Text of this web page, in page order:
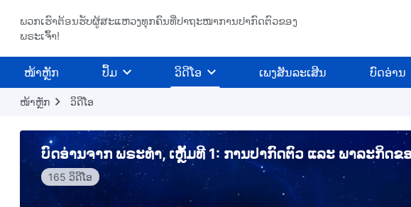
ພວກເຮົາຕ້ອນຮັບຜູ້ສະແຫວງທຸກຄົນທີ່ປາຖະໜາການປາກົດຕົວຂອງ
ພຣະເຈົ້າ!
​ໜ້າຫຼັກ ປຶ້ມ ວິ​ດີ​ໂອ ເພງສັນລະເສີນ ບົດອ່ານ
ໜ້າຫຼັກ ​ວິ​ດີ​ໂອ
ບົດອ່ານຈາກ ພຣະທຳ, ເຫຼັ້ມທີ 1: ການປາກົດຕົວ ແລະ ພາລະກິດຂ
165 ວິດີໂອ